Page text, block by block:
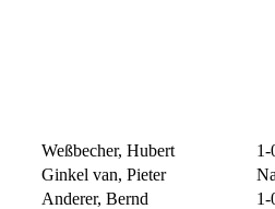
Weßbecher, Hubert
1-
Ginkel van, Pieter
Anderer, Bernd
1-